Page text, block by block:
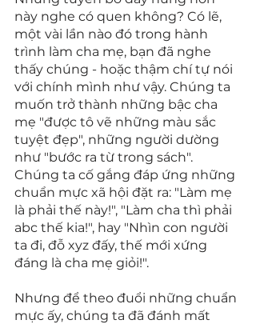
này nghe có quen không? Có lẽ,
một vài lần nào đó trong hành
trình làm cha mẹ, bạn đã nghe
thấy chúng - hoặc thậm chí tự nói
với chính mình như vậy. Chúng ta
muốn trở thành những bậc cha
mẹ "được tô vẽ những màu sắc
tuyệt đẹp", những người dường
như "bước ra từ trong sách".
Chúng ta cố gắng đáp ứng những
chuẩn mực xã hội đặt ra: "Làm mẹ
là phải thế này!", "Làm cha thì phải
abc thế kia!", hay "Nhìn con người
ta đi, đỗ xyz đấy, thế mới xứng
đáng là cha mẹ giỏi!".
Nhưng để theo đuổi những chuẩn
mực ấy, chúng ta đã đánh mất